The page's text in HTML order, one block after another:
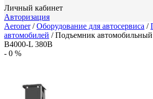
Личный кабинет
Авторизация
Aeroner/Оборудование для автосервиса /
автомобилей /Подъемник
B4000-L 380В
- 0 %